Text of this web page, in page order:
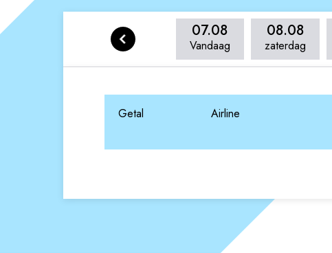
07.08
Vandaag
08.08
zaterdag
Getal Airline